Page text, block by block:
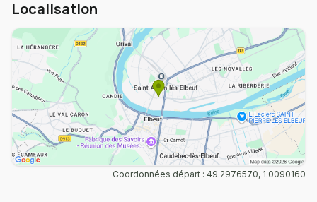
Localisation
Coordonnées départ : 49.2976570, 1.0090160